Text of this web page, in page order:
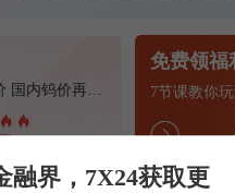
免费领福
7节课教你
融界，7X24获取更